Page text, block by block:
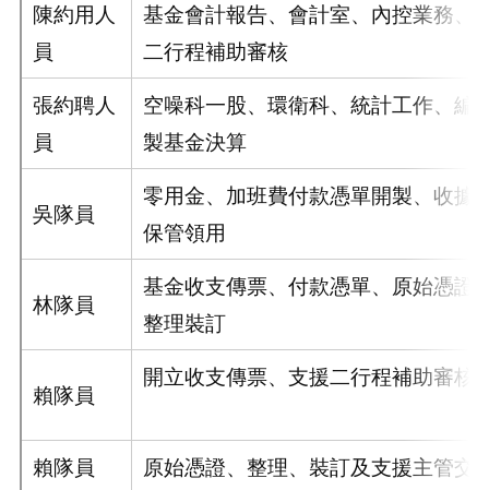
陳約用人
員
基金會計報告、會計室、內控業務、
二行程補助審核
張約聘人
員
空噪科一股、環衛科、統計工作、編
製基金決算
吳隊員
零用金、加班費付款憑單開製、收據
保管領用
林隊員
基金收支傳票、付款憑單、原始憑證
整理裝訂
賴隊員
開立收支傳票、支援二行程補助審核
賴隊員
原始憑證、整理、裝訂及支援主管交